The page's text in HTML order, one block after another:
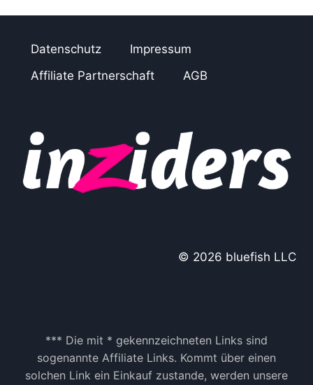
Datenschutz
Impressum
Affiliate Partnerschaft
AGB
© 2026 bluefish LLC
*** Die mit * gekennzeichneten Links sind
sogenannte Affiliate Links. Kommt über einen
solchen Link ein Einkauf zustande, werden unsere